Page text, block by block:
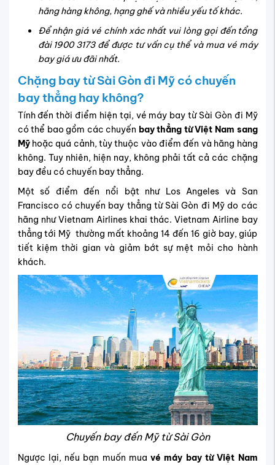
hãng hàng không, hạng ghế và nhiều yếu tố khác.
Để nhận giá vé chính xác nhất vui lòng gọi đến tổng
đài 1900 3173 để được tư vấn cụ thể và mua vé máy
bay giá ưu đãi nhất.
Chặng bay từ Sài Gòn đi Mỹ có chuyến
bay thẳng hay không?
Tính đến thời điểm hiện tại, vé máy bay từ Sài Gòn đi Mỹ
có thể bao gồm các chuyến bay thẳng từ Việt Nam sang
Mỹhoặc quá cảnh, tùy thuộc vào điểm đến và hãng hàng
không. Tuy nhiên, hiện nay, không phải tất cả các chặng
bay đều có chuyến bay thẳng.
Một số điểm đến nổi bật như Los Angeles và San
Francisco có chuyến bay thẳng từ Sài Gòn đi Mỹ do các
hãng như Vietnam Airlines khai thác. Vietnam Airline bay
thẳng tới Mỹ thường mất khoảng 14 đến 16 giờ bay, giúp
tiết kiệm thời gian và giảm bớt sự mệt mỏi cho hành
khách.
Chuyến bay đến Mỹ từ Sài Gòn
Ngược lại, nếu bạn muốn muavé máy bay từ Việt Nam